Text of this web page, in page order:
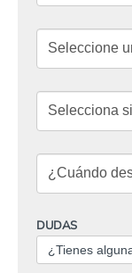
DUDAS
¿Tienes